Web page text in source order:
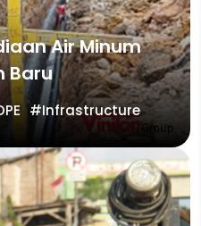
Air Minum
Baru
Infrastructure